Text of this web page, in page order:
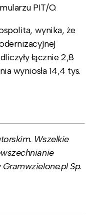
PIT/O.
wynika, że
łącznie 2,8
wyniosła 14,4 tys.
Wszelkie
Sp.